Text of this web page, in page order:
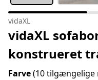
vidaXL
vidaXL
konstrueret
Farve(10 tilgængelige